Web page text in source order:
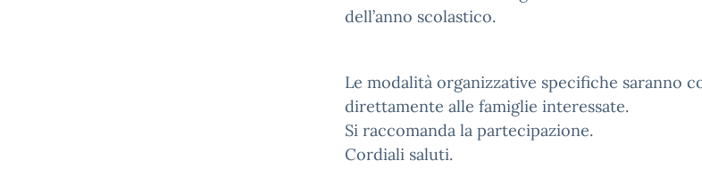
dell’anno scolastico.
Le modalità organizzative specifiche saranno
direttamente alle famiglie interessate.
Si raccomanda la partecipazione.
Cordiali saluti.